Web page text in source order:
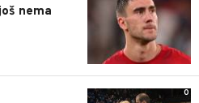
nema
0